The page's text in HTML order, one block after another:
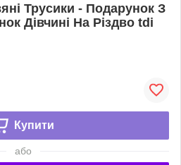
Трусики - Подарунок З
Дівчині На Різдво tdi
Купити
або